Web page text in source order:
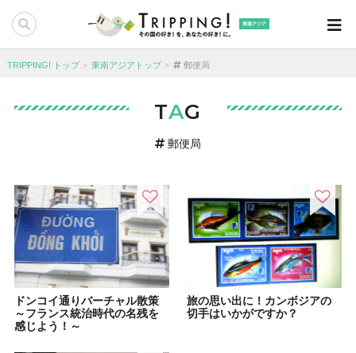
東南アジア
TRIPPING! トップ 東南アジアトップ 郵便局
TAG
郵便局
ドンコイ通りバーチャル散策
～フランス統治時代の名残を
感じよう！～
旅の思い出に！カンボジアの
切手はいかがですか？